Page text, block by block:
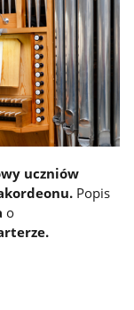
uczniów
Popis
o